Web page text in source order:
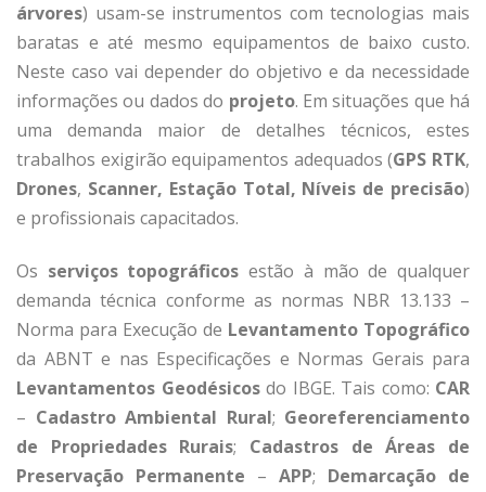
árvores) usam-se instrumentos com tecnologias mais
baratas e até mesmo equipamentos de baixo custo.
Neste caso vai depender do objetivo e da necessidade
informações ou dados do projeto. Em situações que há
uma demanda maior de detalhes técnicos, estes
trabalhos exigirão equipamentos adequados (GPS RTK,
Drones, Scanner, Estação Total, Níveis de precisão)
e profissionais capacitados.
Os serviços topográficos estão à mão de qualquer
demanda técnica conforme as normas NBR 13.133 –
Norma para Execução de Levantamento Topográfico
da ABNT e nas Especificações e Normas Gerais para
Levantamentos Geodésicosdo IBGE. Tais como: CAR
– Cadastro Ambiental Rural; Georeferenciamento
de Propriedades Rurais; Cadastros de Áreas de
Preservação Permanente – APP; Demarcação de